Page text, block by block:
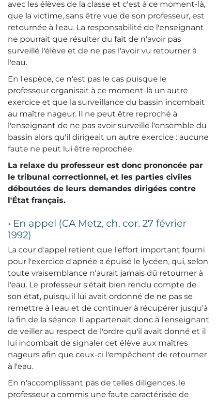
avec les élèves de la classe et c'est à ce moment-là,
que la victime, sans être vue de son professeur, est
retournée à l'eau. La responsabilité de l'enseignant
ne pourrait que résulter du fait de n'avoir pas
surveillé l'élève et de ne pas l'avoir vu retourner à
l'eau.
En l'espèce, ce n'est pas le cas puisque le
professeur organisait à ce moment-là un autre
exercice et que la surveillance du bassin incombait
au maître nageur. Il ne peut être reproché à
l'enseignant de ne pas avoir surveillé l'ensemble du
bassin alors qu'il dirigeait un autre exercice : aucune
faute ne peut lui être reprochée.
La relaxe du professeur est donc prononcée par
le tribunal correctionnel, et les parties civiles
déboutées de leurs demandes dirigées contre
l'État français.
• En appel (CA Metz, ch. cor. 27 février
1992)
La cour d'appel retient que l'effort important fourni
pour l'exercice d'apnée a épuisé le lycéen, qui, selon
toute vraisemblance n'aurait jamais dû retourner à
l'eau. Le professeur s'était bien rendu compte de
son état, puisqu'il lui avait ordonné de ne pas se
remettre à l'eau et de continuer à récupérer jusqu'à
la fin de la séance. Il appartenait donc à l'enseignant
de veiller au respect de l'ordre qu'il avait donné et il
lui incombait de signaler cet élève aux maîtres
nageurs afin que ceux-ci l'empêchent de retourner
à l'eau.
En n'accomplissant pas de telles diligences, le
professeur a commis une faute caractérisée de